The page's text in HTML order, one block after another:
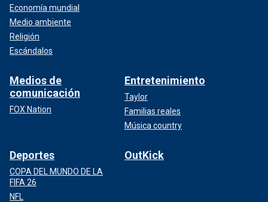
Economía mundial
Medio ambiente
Religión
Escándalos
Medios de
comunicación
FOX Nation
Entretenimiento
Taylor
Familias reales
Música country
Deportes
COPA DEL MUNDO DE LA
FIFA 26
NFL
OutKick